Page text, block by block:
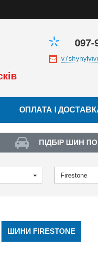
097-
ОПЛАТА І
ПІДБІР ШИН
Firestone
ШИНИ FIRESTONE